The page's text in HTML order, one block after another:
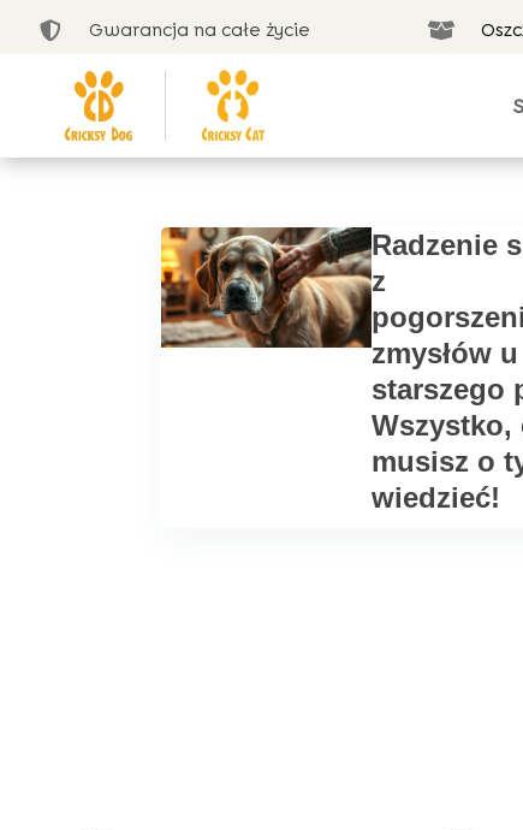
 Gwarancja na całe życie 
Radzenie
z
zmysłów u
starszego
Wszystko,
musisz o
wiedzieć!